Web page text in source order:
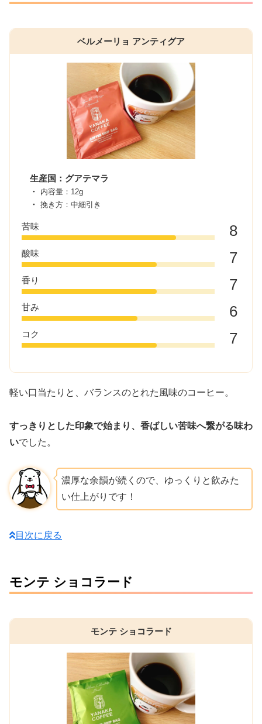
ベルメーリョ アンティグア
生産国：グアテマラ
内容量：12g
挽き方：中細引き
苦味 8
酸味 7
香り 7
甘み 6
コク 7
軽い口当たりと、バランスのとれた風味のコーヒー。
すっきりとした印象で始まり、香ばしい苦味へ繋がる味わ
いでした。
濃厚な余韻が続くので、ゆっくりと飲みた
い仕上がりです！
目次に戻る
モンテ ショコラード
モンテ ショコラード